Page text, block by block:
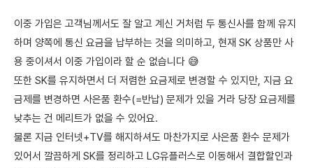
이중 가입은 고객님께서도 잘 알고 계신 거처럼 두 통신사를 함께 유지
하며 양쪽에 통신 요금을 납부하는 것을 의미하고, 현재 SK 상품만 사
용 중이셔서 이중 가입이라 할 순 없습니다 😅
또한 SK를 유지하면서 더 저렴한 요금제로 변경할 수 있지만, 지금 요
금제를 변경하면 사은품 환수(=반납) 문제가 있을 거라 당장 요금제를
낮추는 건 메리트가 없을 수 있어요.
물론 지금 인터넷+TV를 해지하셔도 마찬가지로 사은품 환수 문제가
있어서 깔끔하게 SK를 정리하고 LG유플러스로 이동해서 결합할인과